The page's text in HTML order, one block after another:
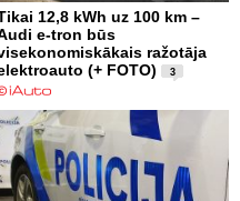
12,8 kWh uz 100 km –
e-tron būs
ražotāja
(+ FOTO)
3